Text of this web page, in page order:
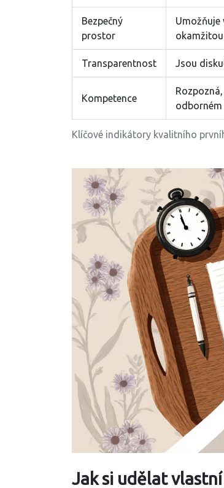
Klíčové indikátory kvalitního
Bezpečný
prostor
Umožňuje
Transparentnost Jsou
Kompetence
odborném
Jak si udělat